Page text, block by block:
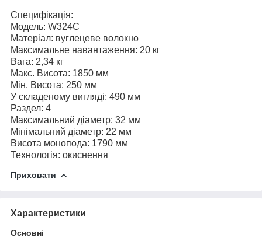
Специфікація:
Модель: W324С
Матеріал: вуглецеве волокно
Максимальне навантаження: 20 кг
Вага: 2,34 кг
Макс. Висота: 1850 мм
Мін. Висота: 250 мм
У складеному вигляді: 490 мм
Раздел: 4
Максимальний діаметр: 32 мм
Мінімальний діаметр: 22 мм
Висота монопода: 1790 мм
Технологія: окиснення
Приховати
Характеристики
Основні